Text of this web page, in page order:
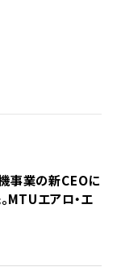
事業の新CEOに
MTUエアロ・エ